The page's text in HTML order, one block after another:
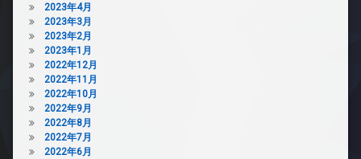
2023年4月
2023年3月
2023年2月
2023年1月
2022年12月
2022年11月
2022年10月
2022年9月
2022年8月
2022年7月
2022年6月